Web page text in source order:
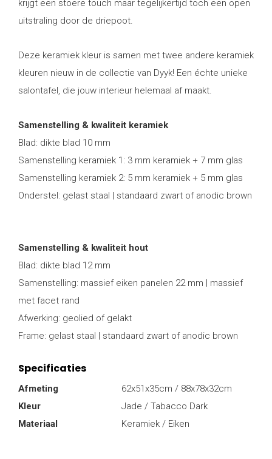
krijgt een stoere touch maar tegelijkertijd toch een open
uitstraling door de driepoot.
Deze keramiek kleur is samen met twee andere keramiek
kleuren nieuw in de collectie van Dyyk! Een échte unieke
salontafel, die jouw interieur helemaal af maakt.
Samenstelling & kwaliteit keramiek
Blad: dikte blad 10 mm
Samenstelling keramiek 1: 3 mm keramiek + 7 mm glas
Samenstelling keramiek 2: 5 mm keramiek + 5 mm glas
Onderstel: gelast staal | standaard zwart of anodic brown
Samenstelling & kwaliteit hout
Blad: dikte blad 12 mm
Samenstelling: massief eiken panelen 22 mm | massief
met facet rand
Afwerking: geolied of gelakt
Frame: gelast staal | standaard zwart of anodic brown
Specificaties
Afmeting
62x51x35cm / 88x78x32cm
Kleur
Jade / Tabacco Dark
Materiaal
Keramiek / Eiken